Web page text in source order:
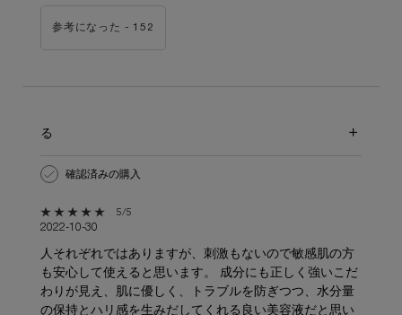
参考になった -152
る
確認済みの購入
5星中5。 5/5
2022-10-30
人それぞれではありますが、刺激もないので敏感肌の方
も安心して使えると思います。 成分にも正しく強いこだ
わりが見え、肌に優しく、トラブルを防ぎつつ、水分量
の保持とハリ感を生みだしてくれる良い美容液だと思い